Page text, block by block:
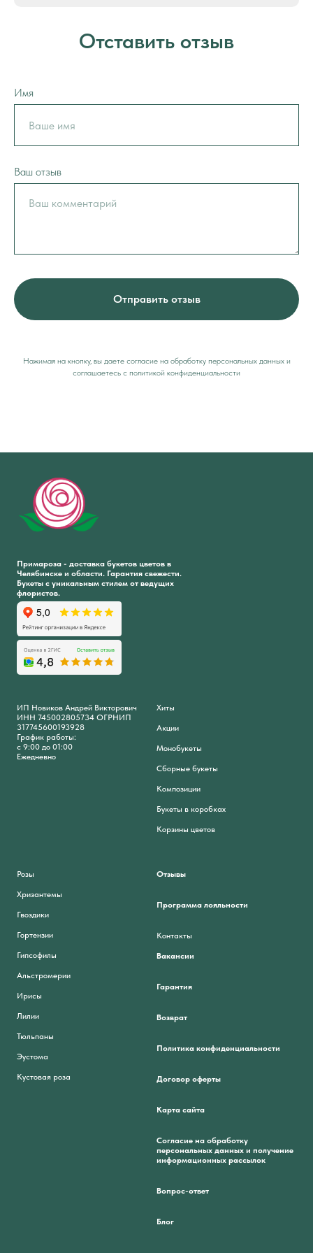
Отставить отзыв
Имя
Ваш отзыв
Отправить отзыв
Нажимая на кнопку, вы даете согласие на обработку персональных данных и
соглашаетесь c политикой конфиденциальности
Примароза - доставка букетов цветов в
Челябинске и области. Гарантия свежести.
Букеты с уникальным стилем от ведущих
флористов.
ИП Новиков Андрей Викторович
ИНН 745002805734 ОГРНИП
317745600193928
График работы:
с 9:00 до 01:00
Ежедневно
Хиты
Акции
Монобукеты
Сборные букеты
Композиции
Букеты в коробках
Корзины цветов
Розы
Хризантемы
Гвоздики
Гортензии
Гипсофилы
Альстромерии
Ирисы
Лилии
Тюльпаны
Эустома
Кустовая роза
Отзывы
Программа лояльности
Контакты
Вакансии
Гарантия
Возврат
Политика конфиденциальности
Договор оферты
Карта сайта
Согласие на обработку
персональных данных и получение
информационных рассылок
Вопрос-ответ
Блог